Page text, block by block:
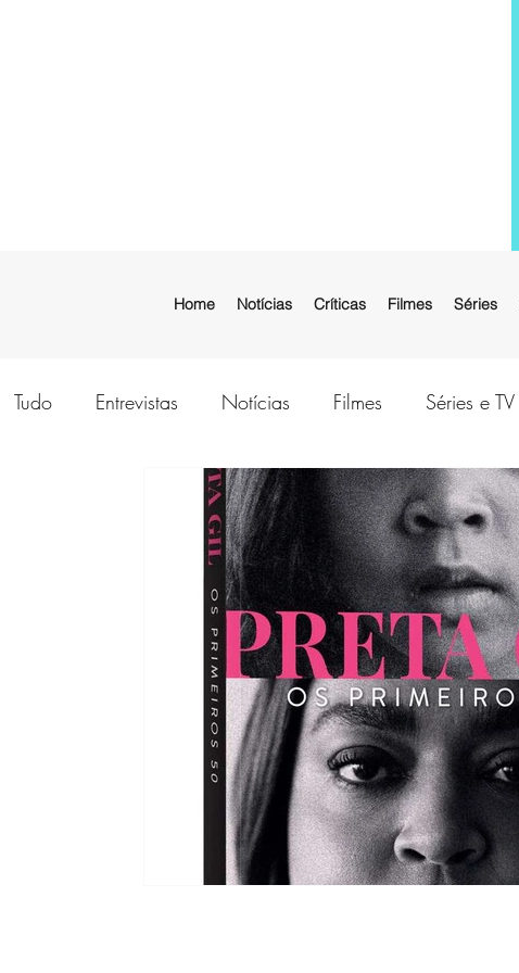
Home Notícias Críticas Filmes Séries
Tudo Entrevistas Notícias Filmes Séries e TV